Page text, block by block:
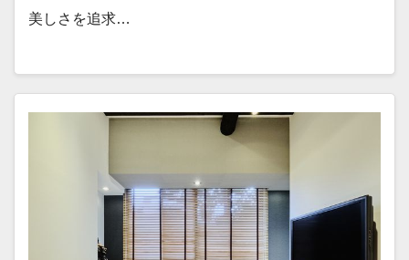
美しさを追求…